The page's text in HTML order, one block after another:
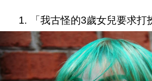
1. 「我古怪的3歲女兒要求打